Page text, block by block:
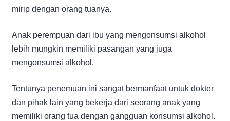
mirip dengan orang tuanya.
Anak perempuan dari ibu yang mengonsumsi alkohol
lebih mungkin memiliki pasangan yang juga
mengonsumsi alkohol.
Tentunya penemuan ini sangat bermanfaat untuk dokter
dan pihak lain yang bekerja dari seorang anak yang
memiliki orang tua dengan gangguan konsumsi alkohol.